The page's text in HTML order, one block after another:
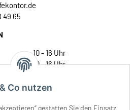
Co nutzen
gestatten Sie den Einsatz
49 65
10 - 16 Uhr
10 - 16 Uhr
10 - 18 Uhr